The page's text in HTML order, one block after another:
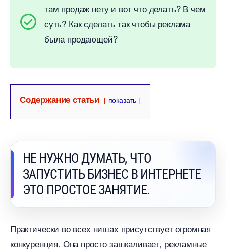
там продаж нету и вот что делать? В чем
суть? Как сделать так чтобы реклама
ыла продающей?
Содержание статьи показать
НЕ НУЖНО ДУМАТЬ, ЧТО
ЗАПУСТИТЬ БИЗНЕС В ИНТЕРНЕТЕ
ЭТО ПРОСТОЕ ЗАНЯТИЕ.
Практически во всех нишах присутствует огромная
конкуренция. Она просто зашкаливает, рекламные